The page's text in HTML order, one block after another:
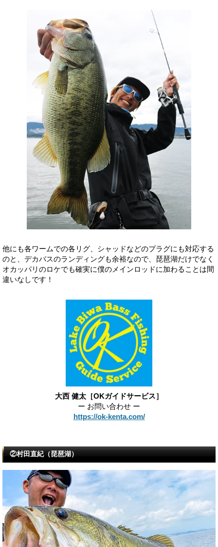
他にも各ワームでの各リグ、シャッドなどのプラグにも対応する
のと、デカバスのランディングも余裕なので、琵琶湖だけでなく
オカッパリのロケでも確実に僕のメインロッドに加わることは間
違いなしです！
大西 健太［OKガイドサービス］
ー お問い合わせ ー
https://ok-kenta.com/
②村田直紀（琵琶湖）